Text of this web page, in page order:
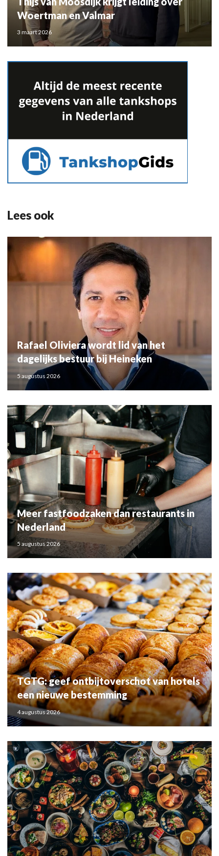
Woertman en Valmar
3 maart 2026
Lees ook
Rafael Oliviera wordt lid van het
dagelijks bestuur bij Heineken
5 augustus 2026
Meer fastfoodzaken dan restaurants in
Nederland
5 augustus 2026
TGTG: geef ontbijtoverschot van hotels
een nieuwe bestemming
4 augustus 2026